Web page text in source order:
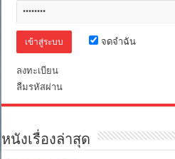
พากย์
DD
ไทย-
Master]
[MKV]
จดจำฉัน
ลงทะเบียน
ลืมรหัสผ่าน
หนังเรื่องล่าสุด